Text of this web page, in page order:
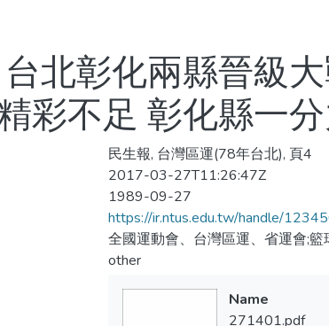
北彰化兩縣晉級
彩不足 彰化縣一
民生報, 台灣區運(78年台北), 頁4
2017-03-27T11:26:47Z
1989-09-27
https://ir.ntus.edu.tw/handle/
全國運動會、台灣區運、省運會;籃
other
Name
271401.pdf